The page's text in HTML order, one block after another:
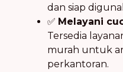
dan siap
✅ Melayani
Tersedia
murah untuk
perkantoran.